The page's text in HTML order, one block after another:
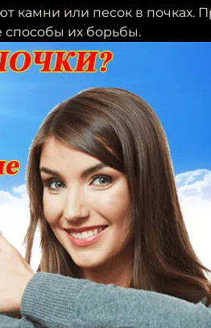
камни или песок в почках.
способы их борьбы.